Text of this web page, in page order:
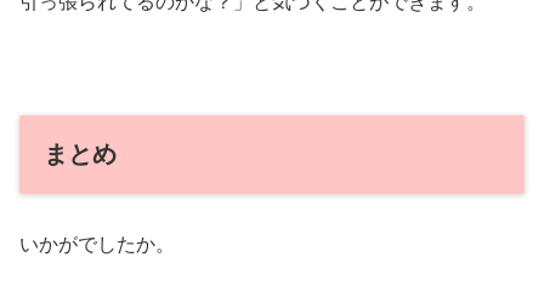
まとめ
いかがでしたか。